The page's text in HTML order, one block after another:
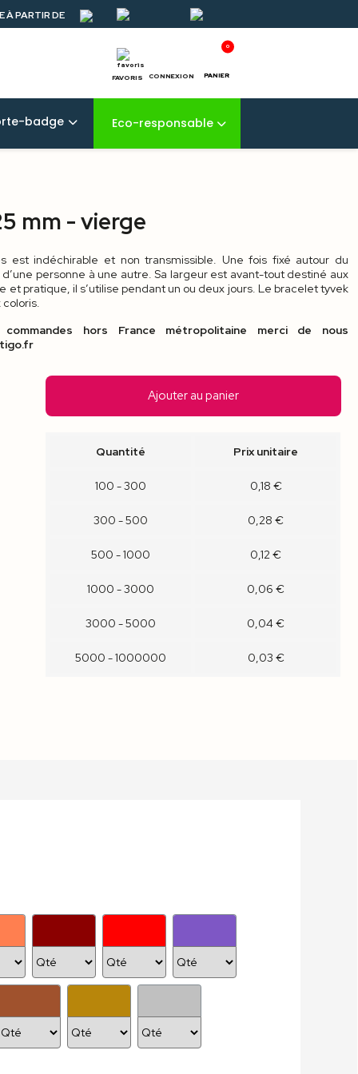
À PARTIR DE
FAVORIS CONNEXION PANIER
0
badge Eco-responsable
mm - vierge
est indéchirable et non transmissible. Une fois fixé autour du
personne à une autre. Sa largeur est avant-tout destiné aux
et pratique, il s’utilise pendant un ou deux jours. Le bracelet tyvek
hors France métropolitaine merci de nous
Ajouter au panier
Quantité Prix unitaire
100 - 300 0,18 €
300 - 500 0,28 €
500 - 1000 0,12 €
1000 - 3000 0,06 €
3000 - 5000 0,04 €
5000 - 1000000 0,03 €